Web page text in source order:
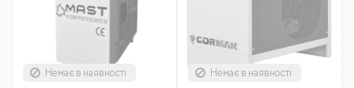
Немає в наявності
Немає в наявності